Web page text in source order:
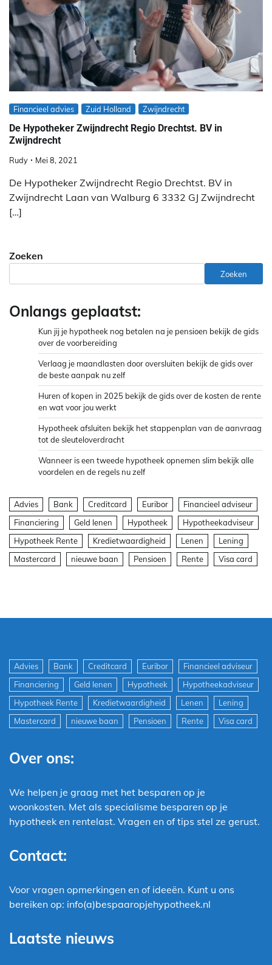
Financieel advies Zuid Holland Zwijndrecht
De Hypotheker Zwijndrecht Regio Drechtst. BV in
Zwijndrecht
Rudy Mei 8, 2021
De Hypotheker Zwijndrecht Regio Drechtst. BV in
Zwijndrecht Laan van Walburg 6 3332 GJ Zwijndrecht
[…]
Zoeken
Zoeken
Onlangs geplaatst:
Kun jij je hypotheek nog betalen na je pensioen bekijk de gids
over de voorbereiding
Verlaag je maandlasten door oversluiten bekijk de gids over
de beste aanpak nu zelf
Huren of kopen in 2025 bekijk de gids over de kosten de rente
en wat voor jou werkt
Hypotheek afsluiten bekijk het stappenplan van de aanvraag
tot de sleuteloverdracht
Wanneer is een tweede hypotheek opnemen slim bekijk alle
voordelen en de regels nu zelf
Advies Bank Creditcard Euribor
Financieel adviseur
Financiering
Geld lenen Hypotheek
Hypotheekadviseur
Hypotheek Rente
Kredietwaardigheid Lenen
Lening
Mastercard
nieuwe baan Pensioen Rente Visa card
Advies Bank Creditcard Euribor
Financieel adviseur
Financiering
Geld lenen Hypotheek
Hypotheekadviseur
Hypotheek Rente
Kredietwaardigheid Lenen
Lening
Mastercard
nieuwe baan Pensioen Rente Visa card
Over ons:
We helpen je graag met het besparen op je
woonkosten. Met als specialisme besparen op je
hypotheek en rentelast. Vragen en of tips stel ze gerust.
Contact:
Voor vragen opmerkingen en of ideeën. Kunt u ons
bereiken op: info(a)bespaaropjehypotheek.nl
Laatste nieuws